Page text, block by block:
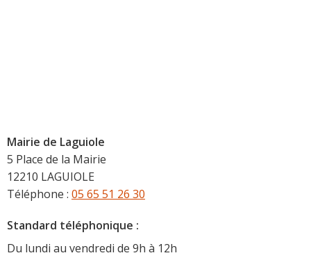
Mairie de Laguiole
5 Place de la Mairie
12210 LAGUIOLE
Téléphone : 05 65 51 26 30
Standard téléphonique :
Du lundi au vendredi de 9h à 12h